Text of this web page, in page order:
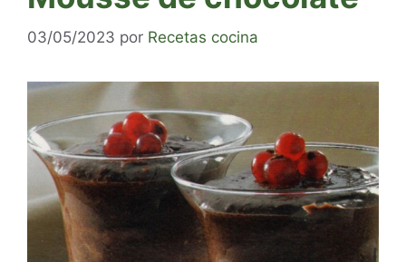
03/05/2023 por Recetas cocina